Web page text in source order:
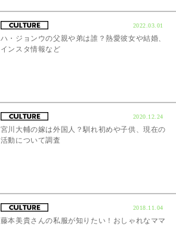
2022.03.01
ハ・ジョンウの父親や弟は誰？熱愛彼女や結婚、
インスタ情報など
2020.12.24
宮川大輔の嫁は外国人？馴れ初めや子供、現在の
活動について調査
2018.11.04
藤本美貴さんの私服が知りたい！おしゃれなママ